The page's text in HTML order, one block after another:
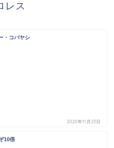
レス
・コバヤシ
2020年11月23日
10倍